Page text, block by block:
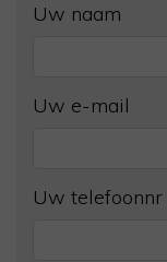
Uw naam
Uw e-mail
Uw telefoonnr